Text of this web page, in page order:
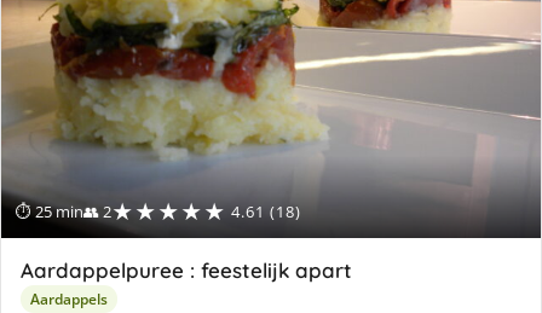
⏱ 25 min👥 2★★★★★ 4.61 (18)
Aardappelpuree : feestelijk apart
Aardappels